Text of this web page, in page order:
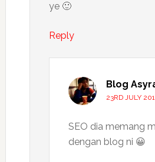
ye 🙂
Reply
Blog
23RD JULY
SEO dia memang
dengan blog ni 😀